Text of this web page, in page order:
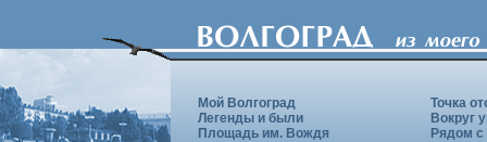
Мой Волгоград
Легенды и были
Площадь им. Вождя
Точка
Вокруг
Рядом с